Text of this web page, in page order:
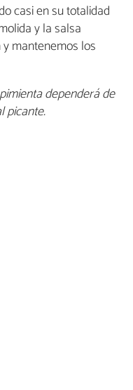
casi en su totalidad
y la salsa
mantenemos los
dependerá de
picante.